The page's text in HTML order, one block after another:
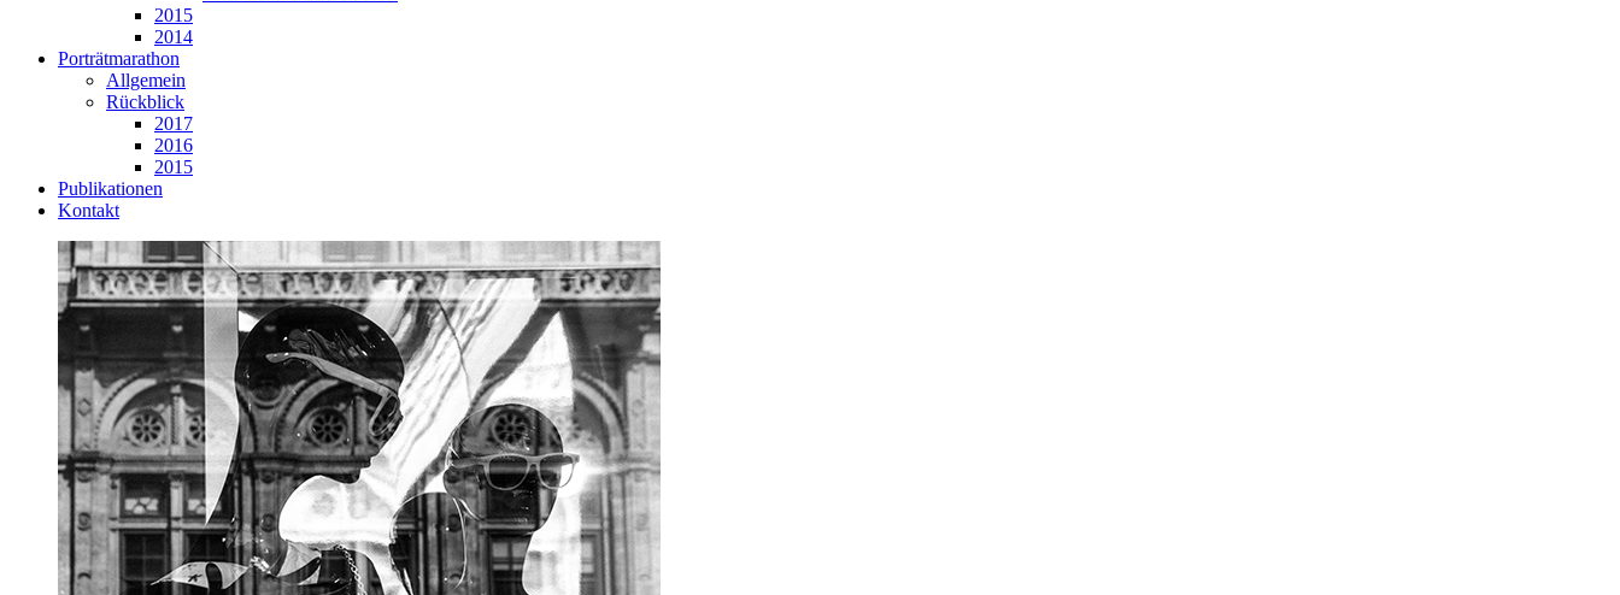
2015
2014
Porträtmarathon
Allgemein
Rückblick
2017
2016
2015
Publikationen
Kontakt